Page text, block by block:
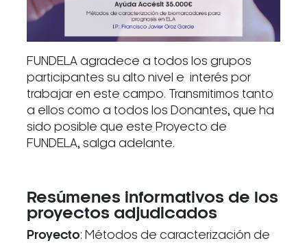
FUNDELA agradece a todos los grupos
participantes su alto nivel e interés por
trabajar en este campo. Transmitimos tanto
a ellos como a todos los Donantes, que ha
sido posible que este Proyecto de
FUNDELA, salga adelante.
Resúmenes informativos de los
proyectos adjudicados
Proyecto: Métodos de caracterización de